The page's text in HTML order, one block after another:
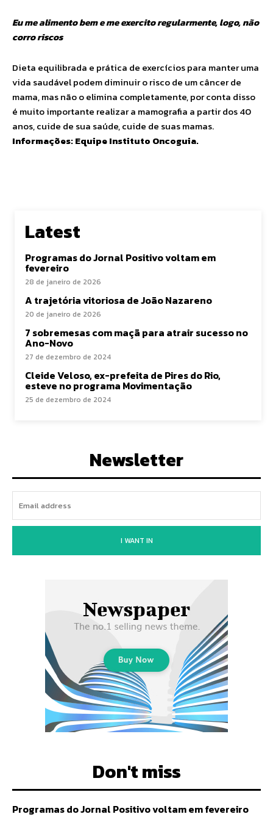
Eu me alimento bem e me exercito regularmente, logo, não
corro riscos
Dieta equilibrada e prática de exercícios para manter uma
vida saudável podem diminuir o risco de um câncer de
mama, mas não o elimina completamente, por conta disso
é muito importante realizar a mamografia a partir dos 40
anos, cuide de sua saúde, cuide de suas mamas.
Informações: Equipe Instituto Oncoguia.
Latest
Programas do Jornal Positivo voltam em
fevereiro
28 de janeiro de 2026
A trajetória vitoriosa de João Nazareno
20 de janeiro de 2026
7 sobremesas com maçã para atrair sucesso no
Ano-Novo
27 de dezembro de 2024
Cleide Veloso, ex-prefeita de Pires do Rio,
esteve no programa Movimentação
25 de dezembro de 2024
Newsletter
I WANT IN
Don't miss
Programas do Jornal Positivo voltam em fevereiro